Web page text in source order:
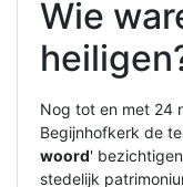
Wie
Nog tot en met 24
Begijnhofkerk de
woord'
stedelijk